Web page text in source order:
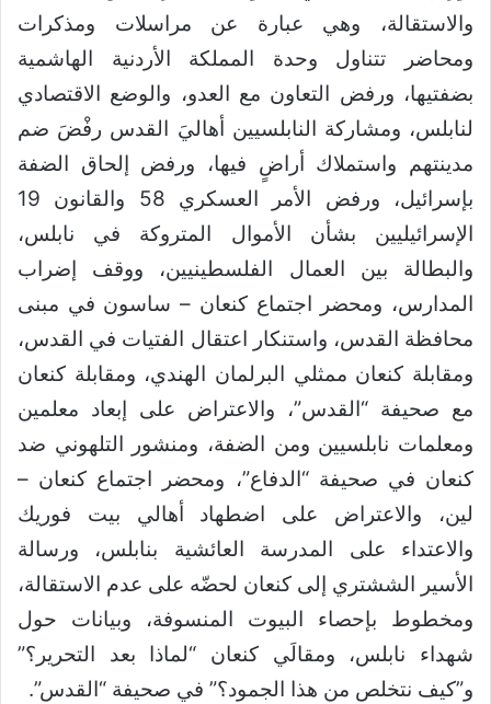
والاستقالة، وهي عبارة عن مراسلات ومذكرات
ومحاضر تتناول وحدة المملكة الأردنية الهاشمية
بضفتيها، ورفض التعاون مع العدو، والوضع الاقتصادي
لنابلس، ومشاركة النابلسيين أهاليَ القدس رفْضَ ضم
مدينتهم واستملاك أراضٍ فيها، ورفض إلحاق الضفة
بإسرائيل، ورفض الأمر العسكري 58 والقانون 19
الإسرائيليين بشأن الأموال المتروكة في نابلس،
والبطالة بين العمال الفلسطينيين، ووقف إضراب
المدارس، ومحضر اجتماع كنعان – ساسون في مبنى
محافظة القدس، واستنكار اعتقال الفتيات في القدس،
ومقابلة كنعان ممثلي البرلمان الهندي، ومقابلة كنعان
مع صحيفة “القدس”، والاعتراض على إبعاد معلمين
ومعلمات نابلسيين ومن الضفة، ومنشور التلهوني ضد
كنعان في صحيفة “الدفاع”، ومحضر اجتماع كنعان –
لين، والاعتراض على اضطهاد أهالي بيت فوريك
والاعتداء على المدرسة العائشية بنابلس، ورسالة
الأسير الششتري إلى كنعان لحضّه على عدم الاستقالة،
ومخطوط بإحصاء البيوت المنسوفة، وبيانات حول
شهداء نابلس، ومقالَي كنعان “لماذا بعد التحرير؟”
و”كيف نتخلص من هذا الجمود؟” في صحيفة “القدس”.